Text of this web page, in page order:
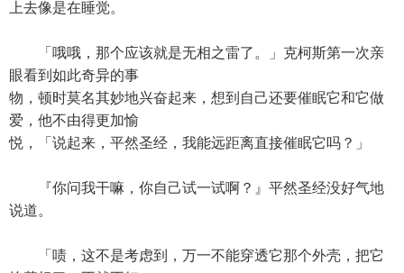
上去像是在睡觉。
「哦哦，那个应该就是无相之雷了。」克柯斯第一次亲
眼看到如此奇异的事
物，顿时莫名其妙地兴奋起来，想到自己还要催眠它和它做
爱，他不由得更加愉
悦，「说起来，平然圣经，我能远距离直接催眠它吗？」
『你问我干嘛，你自己试一试啊？』平然圣经没好气地
说道。
「啧，这不是考虑到，万一不能穿透它那个外壳，把它